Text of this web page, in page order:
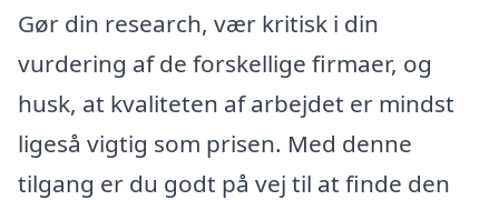
Gør din research, vær kritisk i din
vurdering af de forskellige firmaer, og
husk, at kvaliteten af arbejdet er mindst
ligeså vigtig som prisen. Med denne
tilgang er du godt på vej til at finde den